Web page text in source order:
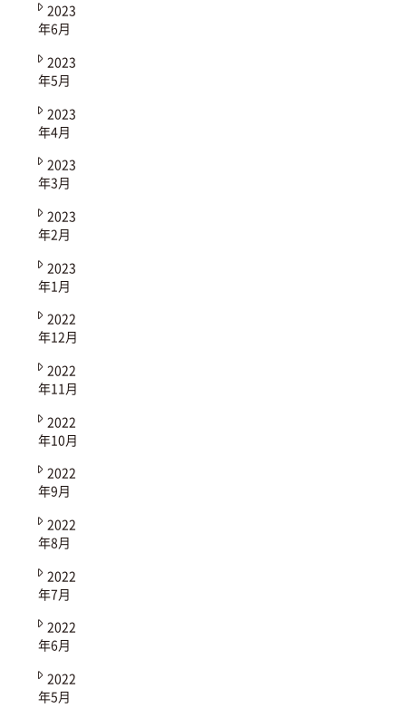
2023
年6月
2023
年5月
2023
年4月
2023
年3月
2023
年2月
2023
年1月
2022
年12月
2022
年11月
2022
年10月
2022
年9月
2022
年8月
2022
年7月
2022
年6月
2022
年5月